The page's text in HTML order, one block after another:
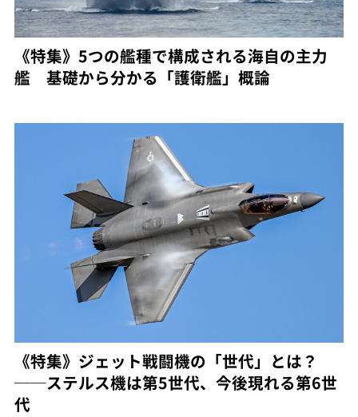
《特集》5つの艦種で構成される海自の主力
艦 基礎から分かる「護衛艦」概論
《特集》ジェット戦闘機の「世代」とは？
──ステルス機は第5世代、今後現れる第6世
代